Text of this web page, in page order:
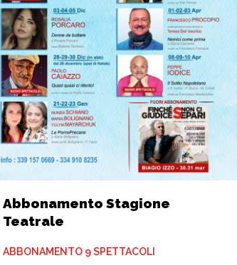
Abbonamento Stagione
Teatrale
ABBONAMENTO 9 SPETTACOLI